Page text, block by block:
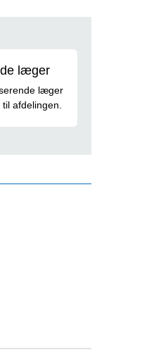
læger
læger
afdelingen.